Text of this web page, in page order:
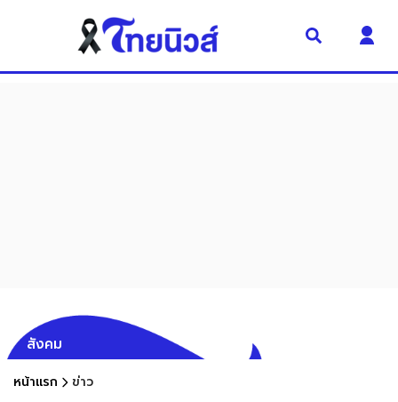
สังคม
หน้าแรก ข่าว